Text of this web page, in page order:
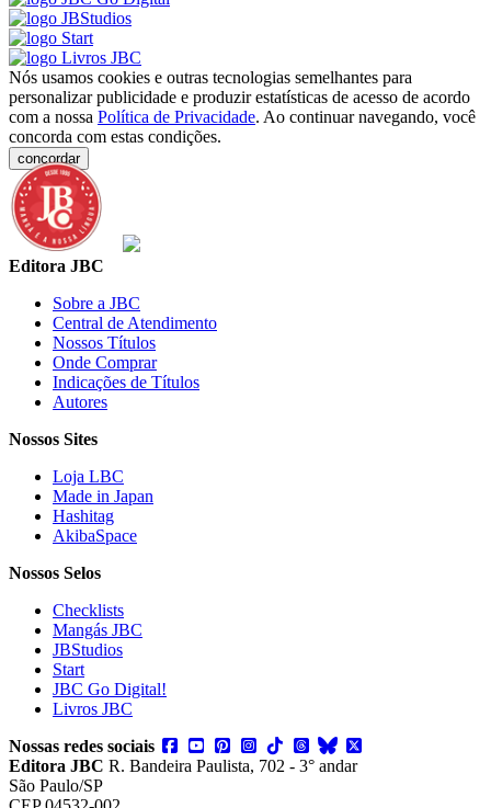
Nós usamos cookies e outras tecnologias semelhantes para
personalizar publicidade e produzir estatísticas de acesso de acordo
com a nossa Política de Privacidade. Ao continuar navegando, você
concorda com estas condições.
concordar
Editora JBC
Sobre a JBC
Central de Atendimento
Nossos Títulos
Onde Comprar
Indicações de Títulos
Autores
Nossos Sites
Loja LBC
Made in Japan
Hashitag
AkibaSpace
Nossos Selos
Checklists
Mangás JBC
JBStudios
Start
JBC Go Digital!
Livros JBC
Nossas redes sociais
Editora JBC R. Bandeira Paulista, 702 - 3° andar
São Paulo/SP